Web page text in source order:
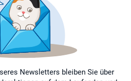
Newsletters bleiben Sie über